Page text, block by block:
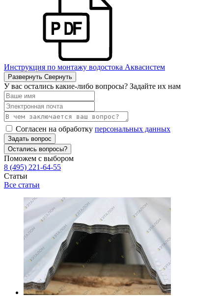
Инструкция по монтажу водостока Аквасистем
Развернуть Свернуть
У вас остались какие-либо вопросы? Задайте их нам
Согласен на обработку персональных данных
Задать вопрос
Остались вопросы?
Поможем с выбором
8 (495) 221-64-55
Статьи
Все статьи